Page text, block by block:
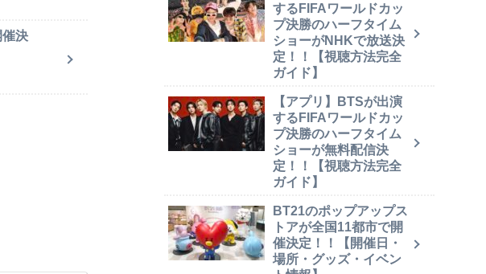
決
するFIFAワールドカッ
プ決勝のハーフタイム
ショーがNHKで放送決
定！！【視聴方法完全
ガイド】
【アプリ】BTSが出演
するFIFAワールドカッ
プ決勝のハーフタイム
ショーが無料配信決
定！！【視聴方法完全
ガイド】
BT21のポップアップス
トアが全国11都市で開
催決定！！【開催日・
場所・グッズ・イベン